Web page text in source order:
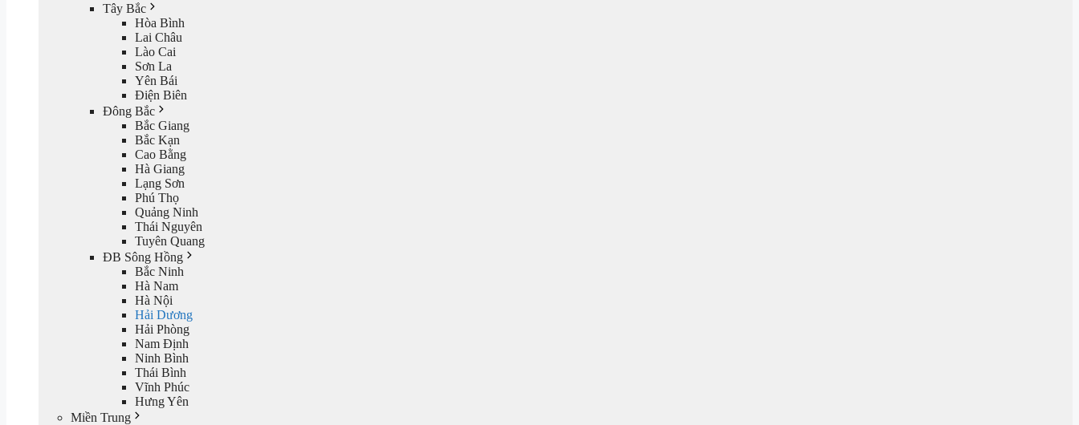
Tây Bắc
Hòa Bình
Lai Châu
Lào Cai
Sơn La
Yên Bái
Điện Biên
Đông Bắc
Bắc Giang
Bắc Kạn
Cao Bằng
Hà Giang
Lạng Sơn
Phú Thọ
Quảng Ninh
Thái Nguyên
Tuyên Quang
ĐB Sông Hồng
Bắc Ninh
Hà Nam
Hà Nội
Hải Dương
Hải Phòng
Nam Định
Ninh Bình
Thái Bình
Vĩnh Phúc
Hưng Yên
Miền Trung